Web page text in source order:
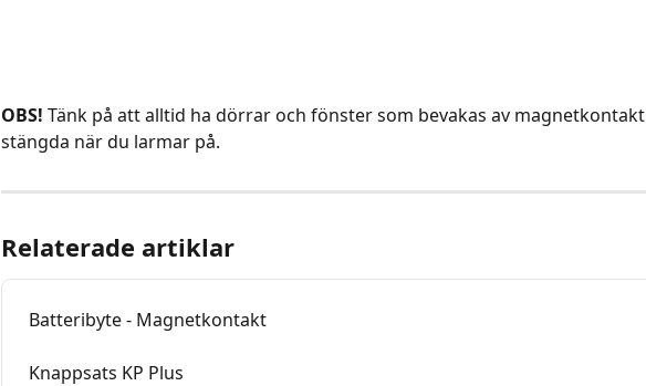
OBS! Tänk på att alltid ha dörrar och fönster som bevakas av magnetkontakt
stängda när du larmar på.
Relaterade artiklar
Batteribyte - Magnetkontakt
Knappsats KP Plus